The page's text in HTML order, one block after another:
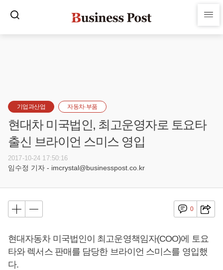
기업과산업 자동차·부품
현대차 미국법인, 최고운영자로 토요타
출신 브라이언 스미스 영입
2017-10-24 17:50:16
임수정 기자 - imcrystal@businesspost.co.kr
0
현대자동차 미국법인이 최고운영책임자(COO)에 토요
타와 렉서스 판매를 담당한 브라이언 스미스를 영입했
다.